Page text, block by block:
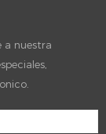
a nuestra